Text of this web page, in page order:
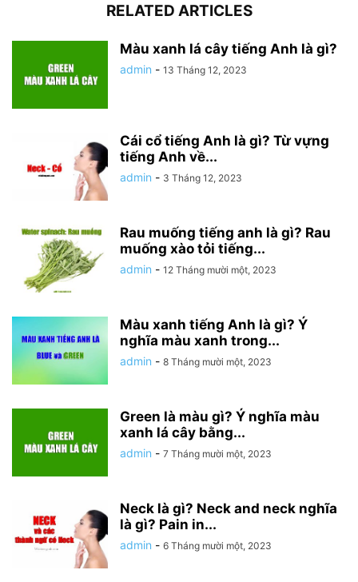
RELATED ARTICLES
Màu xanh lá cây tiếng Anh là gì?
admin - 13 Tháng 12, 2023
Cái cổ tiếng Anh là gì? Từ vựng
tiếng Anh về...
admin - 3 Tháng 12, 2023
Rau muống tiếng anh là gì? Rau
muống xào tỏi tiếng...
admin - 12 Tháng mười một, 2023
Màu xanh tiếng Anh là gì? Ý
nghĩa màu xanh trong...
admin - 8 Tháng mười một, 2023
Green là màu gì? Ý nghĩa màu
xanh lá cây bằng...
admin - 7 Tháng mười một, 2023
Neck là gì? Neck and neck nghĩa
là gì? Pain in...
admin - 6 Tháng mười một, 2023